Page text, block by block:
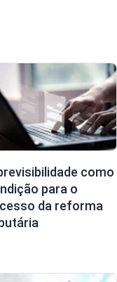
como
para o
da reforma